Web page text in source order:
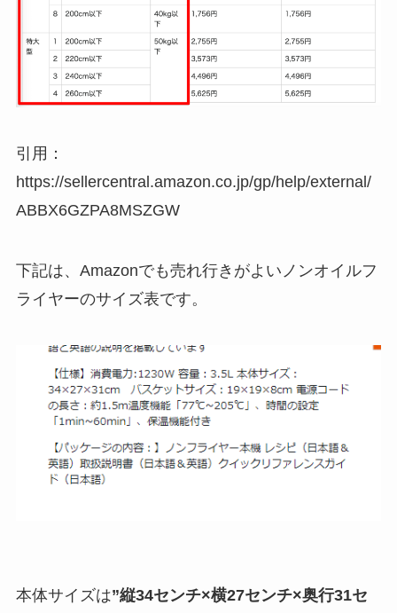
引用：
https://sellercentral.amazon.co.jp/gp/help/external/
ABBX6GZPA8MSZGW
下記は、Amazonでも売れ行きがよいノンオイルフ
ライヤーのサイズ表です。
本体サイズは”縦34センチ×横27センチ×奥行31セ